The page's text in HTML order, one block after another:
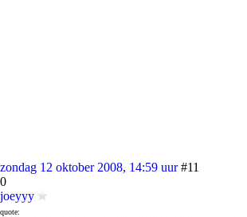
zondag 12 oktober 2008, 14:59 uur #11
0
joeyyy
quote: